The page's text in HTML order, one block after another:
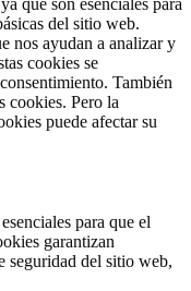
del sitio web.
nos ayudan a analizar y
cookies se
También
cookies. Pero la
puede afectar su
para que el
garantizan
seguridad del sitio web,